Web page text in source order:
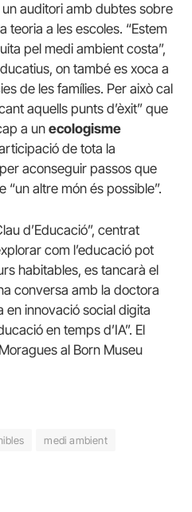
auditori amb dubtes sobre
a les escoles. “Estem
pel medi ambient costa”,
on també es xoca a
de les famílies. Per això cal
aquells punts d’èxit” que
a unecologisme
de tota la
aconseguir passos que
“un altre món és possible”.
d’Educació”, centrat
com l’educació pot
habitables, es tancarà el
conversa amb la doctora
en innovació social digita
en temps d’IA”. El
al Born Museu
medi ambient